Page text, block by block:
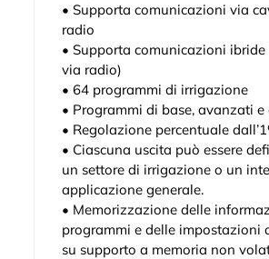
• Supporta comunicazioni via
radio
• Supporta comunicazioni ibride
via radio)
• 64 programmi di irrigazione
• Programmi di base, avanzati e
• Regolazione percentuale
• Ciascuna uscita può essere
un settore di irrigazione o un
applicazione generale.
• Memorizzazione delle
programmi e delle impostazioni
su supporto a memoria non